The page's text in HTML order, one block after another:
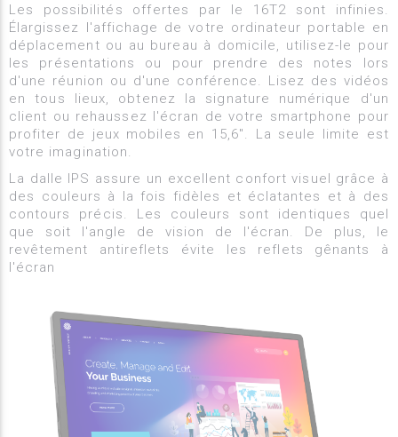
Les possibilités offertes par le 16T2 sont infinies.
Élargissez l'affichage de votre ordinateur portable en
déplacement ou au bureau à domicile, utilisez-le pour
les présentations ou pour prendre des notes lors
d'une réunion ou d'une conférence. Lisez des vidéos
en tous lieux, obtenez la signature numérique d'un
client ou rehaussez l'écran de votre smartphone pour
profiter de jeux mobiles en 15,6". La seule limite est
votre imagination.
La dalle IPS assure un excellent confort visuel grâce à
des couleurs à la fois fidèles et éclatantes et à des
contours précis. Les couleurs sont identiques quel
que soit l'angle de vision de l'écran. De plus, le
revêtement antireflets évite les reflets gênants à
l'écran